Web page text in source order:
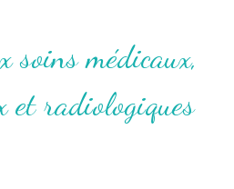
soins médicaux,
et radiologiques